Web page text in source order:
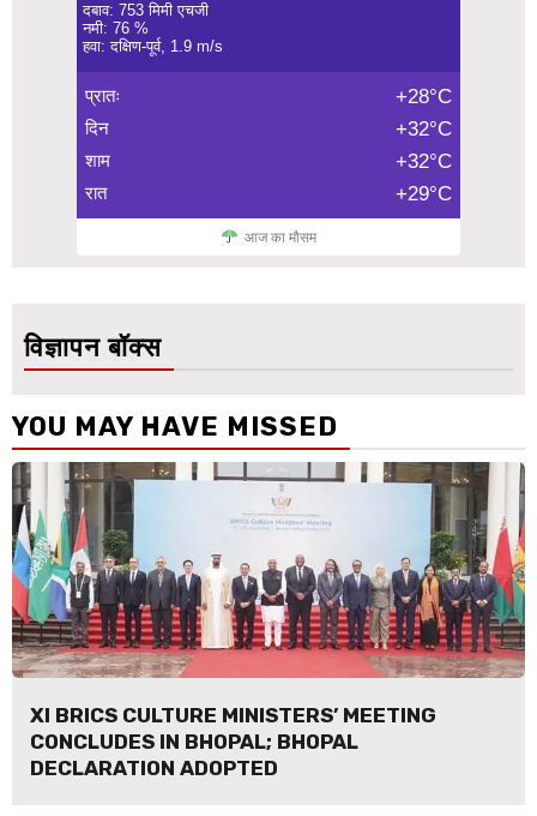
दबाव: 753 मिमी एचजी
नमी: 76 %
हवा: दक्षिण-पूर्व, 1.9 m/s
प्रातः +28°C
दिन +32°C
शाम +32°C
रात +29°C
आज का मौसम
विज्ञापन बॉक्स
YOU MAY HAVE MISSED
XI BRICS CULTURE MINISTERS’ MEETING
CONCLUDES IN BHOPAL; BHOPAL
DECLARATION ADOPTED